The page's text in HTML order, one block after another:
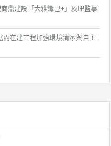
鼎建設「大雅織己+」及理監事
在建工程加強環境清潔與自主